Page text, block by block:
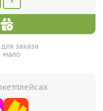
заказа
мало